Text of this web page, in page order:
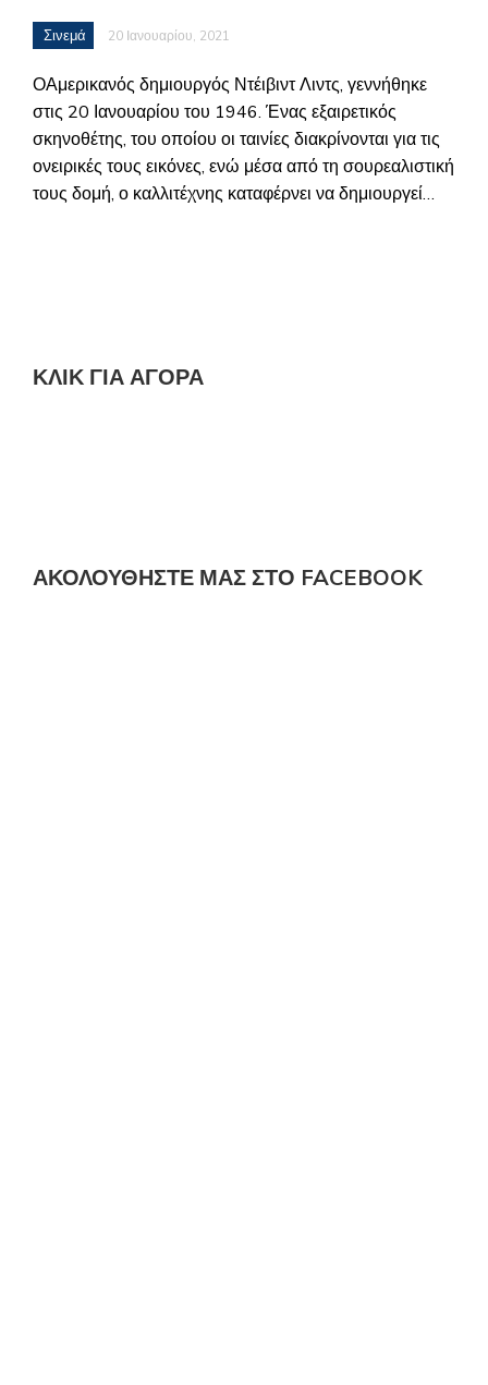
Σινεμά 20 Ιανουαρίου, 2021
ΟΑμερικανός δημιουργός Ντέιβιντ Λιντς, γεννήθηκε
στις 20 Ιανουαρίου του 1946. Ένας εξαιρετικός
σκηνοθέτης, του οποίου οι ταινίες διακρίνονται για τις
ονειρικές τους εικόνες, ενώ μέσα από τη σουρεαλιστική
τους δομή, ο καλλιτέχνης καταφέρνει να δημιουργεί…
ΚΛΙΚ ΓΙΑ ΑΓΟΡΆ
ΑΚΟΛΟΎΘΗΣΤΕ ΜΑΣ ΣΤΟ FACEBOOK